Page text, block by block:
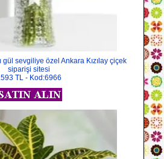
gül sevgiliye özel Ankara Kızılay çiçek
siparişi sitesi
TL - Kod:6966